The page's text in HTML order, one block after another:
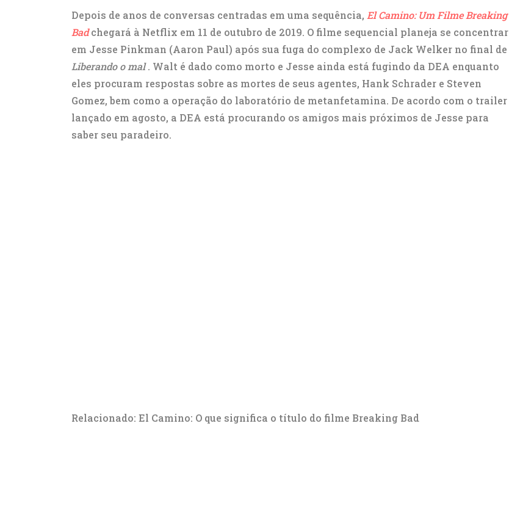
Depois de anos de conversas centradas em uma sequência, El Camino: Um Filme Breaking
Bad chegará à Netflix em 11 de outubro de 2019. O filme sequencial planeja se concentrar
em Jesse Pinkman (Aaron Paul) após sua fuga do complexo de Jack Welker no final de
Liberando o mal. Walt é dado como morto e Jesse ainda está fugindo da DEA enquanto
eles procuram respostas sobre as mortes de seus agentes, Hank Schrader e Steven
Gomez, bem como a operação do laboratório de metanfetamina. De acordo com o trailer
lançado em agosto, a DEA está procurando os amigos mais próximos de Jesse para
saber seu paradeiro.
Relacionado: El Camino: O que significa o título do filme Breaking Bad